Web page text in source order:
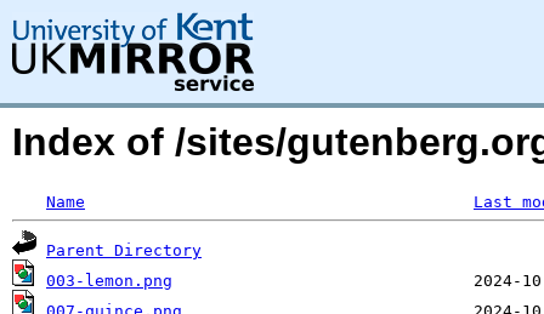
Index of /sites/
Name Last
Parent Directory
003-lemon.png